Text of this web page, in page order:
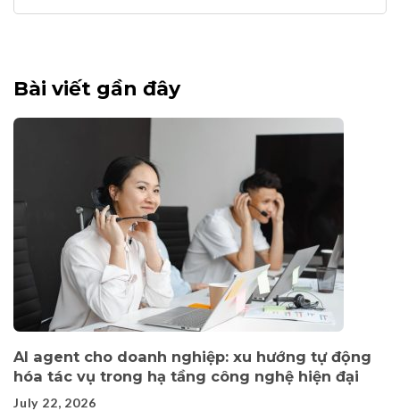
for:
Bài viết gần đây
AI agent cho doanh nghiệp: xu hướng tự động
hóa tác vụ trong hạ tầng công nghệ hiện đại
July 22, 2026